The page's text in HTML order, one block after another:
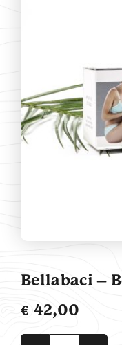
Bellabaci –
€ 42,00